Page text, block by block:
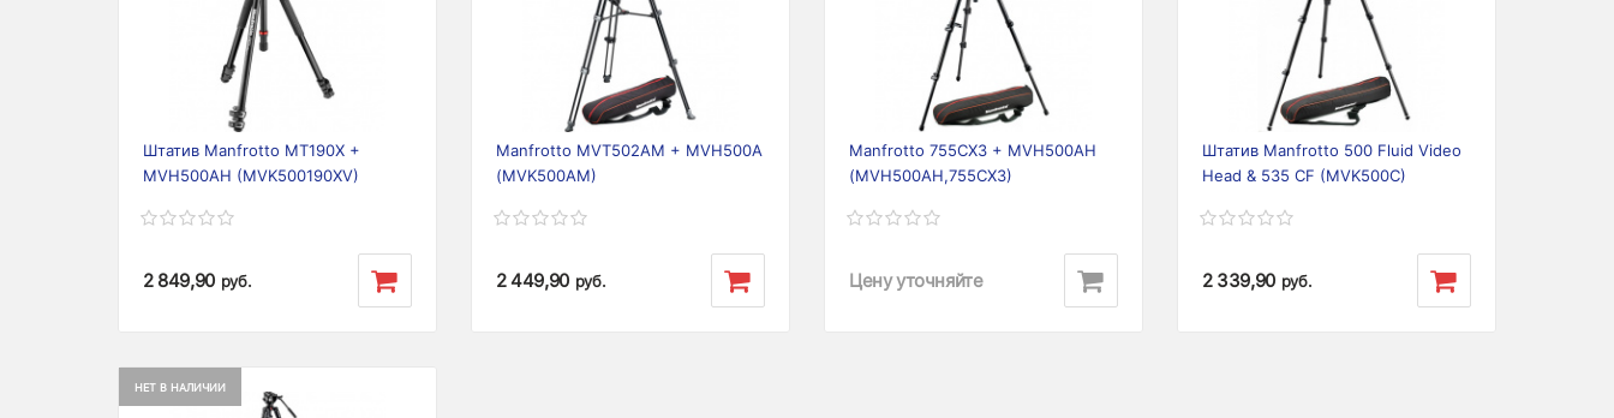
Штатив Manfrotto MT190X +
MVH500AH (MVK500190XV)
2 849,90 руб.
Manfrotto MVT502AM + MVH500A
(MVK500AM)
2 449,90 руб.
Manfrotto 755CX3 + MVH500AH
(MVH500AH,755CX3)
Цену уточняйте
Штатив Manfrotto 500 Fluid Video
Head & 535 CF (MVK500C)
2 339,90 руб.
НЕТ В НАЛИЧИИ